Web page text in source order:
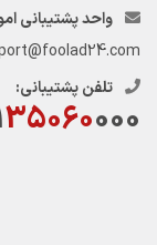
واحد پشتیبانی
تلفن پشتیبانی:
35060000